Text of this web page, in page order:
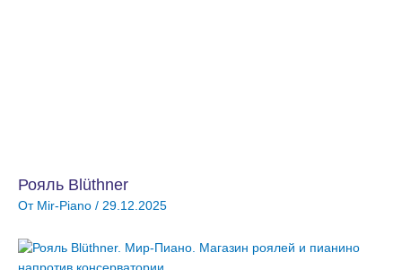
Рояль Blüthner
От Mir-Piano / 29.12.2025